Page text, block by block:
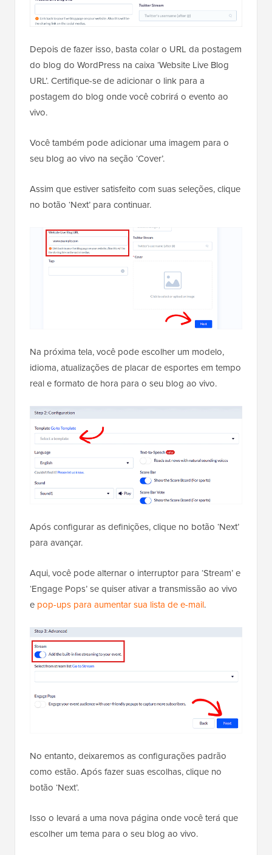
Depois de fazer isso, basta colar o URL da postagem
do blog do WordPress na caixa ‘Website Live Blog
URL’. Certifique-se de adicionar o link para a
postagem do blog onde você cobrirá o evento ao
vivo.
Você também pode adicionar uma imagem para o
seu blog ao vivo na seção ‘Cover’.
Assim que estiver satisfeito com suas seleções, clique
no botão ‘Next’ para continuar.
Na próxima tela, você pode escolher um modelo,
idioma, atualizações de placar de esportes em tempo
real e formato de hora para o seu blog ao vivo.
Após configurar as definições, clique no botão ‘Next’
para avançar.
Aqui, você pode alternar o interruptor para ‘Stream’ e
‘Engage Pops’ se quiser ativar a transmissão ao vivo
e pop-ups para aumentar sua lista de e-mail.
No entanto, deixaremos as configurações padrão
como estão. Após fazer suas escolhas, clique no
botão ‘Next’.
Isso o levará a uma nova página onde você terá que
escolher um tema para o seu blog ao vivo.